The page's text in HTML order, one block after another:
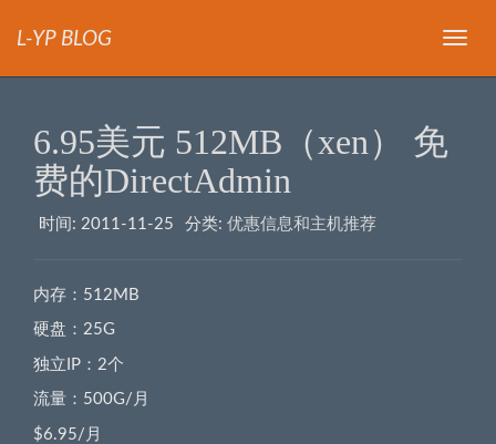
导
L-YP BLOG
6.95美元 512MB（xen） 免
费的DirectAdmin
时间: 2011-11-25 分类: 优惠信息和主机推荐
内存：512MB
硬盘：25G
独立IP：2个
流量：500G/月
$6.95/月